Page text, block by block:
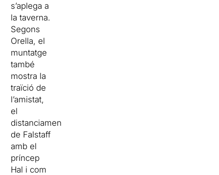
s’aplega a
la taverna.
Segons
Orella, el
muntatge
també
mostra la
traïció de
l’amistat,
el
distanciament
de Falstaff
amb el
príncep
Hal i com